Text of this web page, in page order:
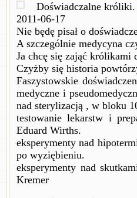
Doświadczalne króliki.
2011-06-17
Nie będę pisał o
A szczególnie medycyna
Ja chcę się zająć królikami
Czyżby się historia
Faszystowskie
medyczne i
nad sterylizacją , w bloku
testowanie lekarstw i
Eduard Wirths.
eksperymenty nad
po wyziębieniu.
eksperymenty nad
Kremer